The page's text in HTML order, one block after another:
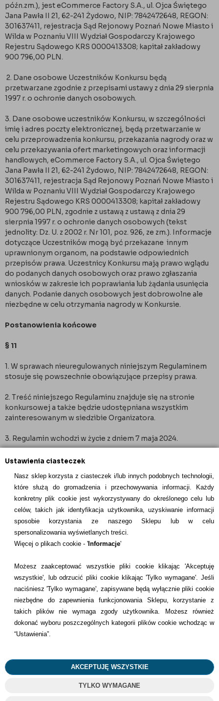
Ustawienia ciasteczek
Nasz sklep korzysta z ciasteczek i/lub innych podobnych technologii,
które służą do gromadzenia i przechowywania informacji. Każdy
konkretny plik cookie jest wykorzystywany do określonego celu lub
celów, takich jak identyfikacja użytkownika, uzyskiwanie informacji
sposobie korzystania ze naszego Sklepu lub w celu
spersonalizowania wyświetlanych treści.
Więcej o plikach cookie - 'Informacje'
Możesz zaakceptować wszystkie pliki cookie klikając 'Akceptuję
wszystkie', lub odrzucić pliki cookie klikając 'Tylko wymagane'. Jeśli
naciśniesz 'Tylko wymagane', zapisywane będą wyłącznie pliki cookie
niezbędne do zapewnienia funkcjonowania Sklepu, korzystanie z
takich plików nie wymaga zgody użytkownika. Możesz również
dokonać wyboru poszczególnych kategorii plików cookie wchodząc w
“Ustawienia”.
AKCEPTUJĘ WSZYSTKIE
TYLKO WYMAGANE
późn.zm.), jest eCommerce Factory S.A., ul. Ojca Świętego
Jana Pawła II 21, 62-241 Żydowo, NIP: 7842472648, REGON:
301637411, rejestracja Sąd Rejonowy Poznań Nowe Miasto i
Wilda w Poznaniu VIII Wydział Gospodarczy Krajowego
Rejestru Sądowego KRS 0000413308; kapitał zakładowy
900 796,00 PLN.
2. Dane osobowe Uczestników Konkursu będą
przetwarzane zgodnie z przepisami ustawy z dnia 29 sierpnia
1997 r. o ochronie danych osobowych.
3. Dane osobowe uczestników Konkursu, w szczególności
imię i adres poczty elektronicznej, będą przetwarzanie w
celu przeprowadzenia konkursu, przekazania nagrody oraz w
celu przekazywania ofert marketingowych oraz informacji
handlowych, eCommerce Factory S.A., ul. Ojca Świętego
Jana Pawła II 21, 62-241 Żydowo, NIP: 7842472648, REGON:
301637411, rejestracja Sąd Rejonowy Poznań Nowe Miasto i
Wilda w Poznaniu VIII Wydział Gospodarczy Krajowego
Rejestru Sądowego KRS 0000413308; kapitał zakładowy
900 796,00 PLN, zgodnie z ustawą z ustawą z dnia 29
sierpnia 1997 r. o ochronie danych osobowych (tekst
jednolity: Dz. U. z 2002 r. Nr 101, poz. 926, ze zm.). Informacje
dotyczące Uczestników mogą być przekazane innym
uprawnionym organom, na podstawie odpowiednich
przepisów prawa. Uczestnicy Konkursu mają prawo wglądu
do podanych danych osobowych oraz prawo zgłaszania
wniosków w zakresie ich poprawiania lub żądania usunięcia
danych. Podanie danych osobowych jest dobrowolne ale
niezbędne w celu otrzymania nagrody w Konkursie.
Postanowienia końcowe
§ 11
1. W sprawach nieuregulowanych niniejszym Regulaminem
stosuje się powszechnie obowiązujące przepisy prawa.
2. Treść niniejszego Regulaminu znajduje się na stronie
konkursowej a także będzie udostępniana wszystkim
zainteresowanym w siedzibie Organizatora.
3. Regulamin wchodzi w życie z dniem 7 maja 2024.
Sortuj po:
INFORMACJE KONTAKTOWE
Informacje
Dostawcy
Kontakt
+48 22 113 4446
Wszelkie Prawa Zastrzeżone